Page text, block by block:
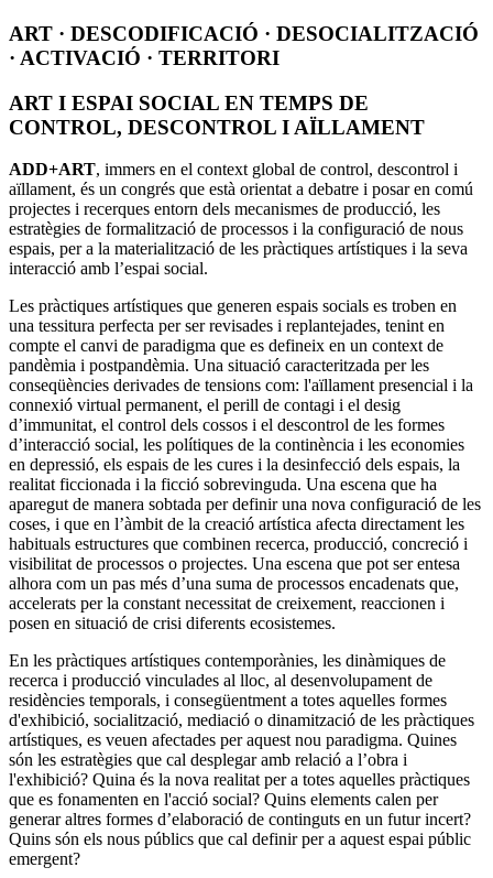
ART · DESCODIFICACIÓ · DESOCIALITZACIÓ
· ACTIVACIÓ · TERRITORI
ART I ESPAI SOCIAL EN TEMPS DE
CONTROL, DESCONTROL I AÏLLAMENT
ADD+ART, immers en el context global de control, descontrol i
aïllament, és un congrés que està orientat a debatre i posar en comú
projectes i recerques entorn dels mecanismes de producció, les
estratègies de formalització de processos i la configuració de nous
espais, per a la materialització de les pràctiques artístiques i la seva
interacció amb l’espai social.
Les pràctiques artístiques que generen espais socials es troben en
una tessitura perfecta per ser revisades i replantejades, tenint en
compte el canvi de paradigma que es defineix en un context de
pandèmia i postpandèmia. Una situació caracteritzada per les
conseqüències derivades de tensions com: l'aïllament presencial i la
connexió virtual permanent, el perill de contagi i el desig
d’immunitat, el control dels cossos i el descontrol de les formes
d’interacció social, les polítiques de la continència i les economies
en depressió, els espais de les cures i la desinfecció dels espais, la
realitat ficcionada i la ficció sobrevinguda. Una escena que ha
aparegut de manera sobtada per definir una nova configuració de les
coses, i que en l’àmbit de la creació artística afecta directament les
habituals estructures que combinen recerca, producció, concreció i
visibilitat de processos o projectes. Una escena que pot ser entesa
alhora com un pas més d’una suma de processos encadenats que,
accelerats per la constant necessitat de creixement, reaccionen i
posen en situació de crisi diferents ecosistemes.
En les pràctiques artístiques contemporànies, les dinàmiques de
recerca i producció vinculades al lloc, al desenvolupament de
residències temporals, i consegüentment a totes aquelles formes
d'exhibició, socialització, mediació o dinamització de les pràctiques
artístiques, es veuen afectades per aquest nou paradigma. Quines
són les estratègies que cal desplegar amb relació a l’obra i
l'exhibició? Quina és la nova realitat per a totes aquelles pràctiques
que es fonamenten en l'acció social? Quins elements calen per
generar altres formes d’elaboració de continguts en un futur incert?
Quins són els nous públics que cal definir per a aquest espai públic
emergent?